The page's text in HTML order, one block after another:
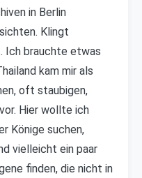
in Berlin
Klingt
Ich brauchte etwas
kam mir als
oft staubigen,
Hier wollte ich
Könige suchen,
vielleicht ein paar
finden, die nicht in